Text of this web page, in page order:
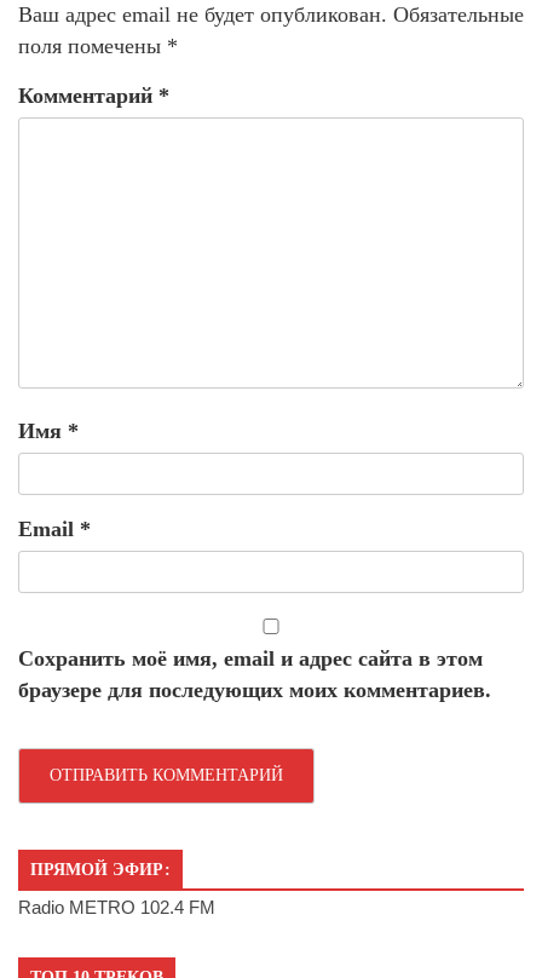
Ваш адрес email не будет опубликован. Обязательные
поля помечены *
Комментарий *
Имя *
Email *
Сохранить моё имя, email и адрес сайта в этом
браузере для последующих моих комментариев.
ПРЯМОЙ ЭФИР:
Radio METRO 102.4 FM